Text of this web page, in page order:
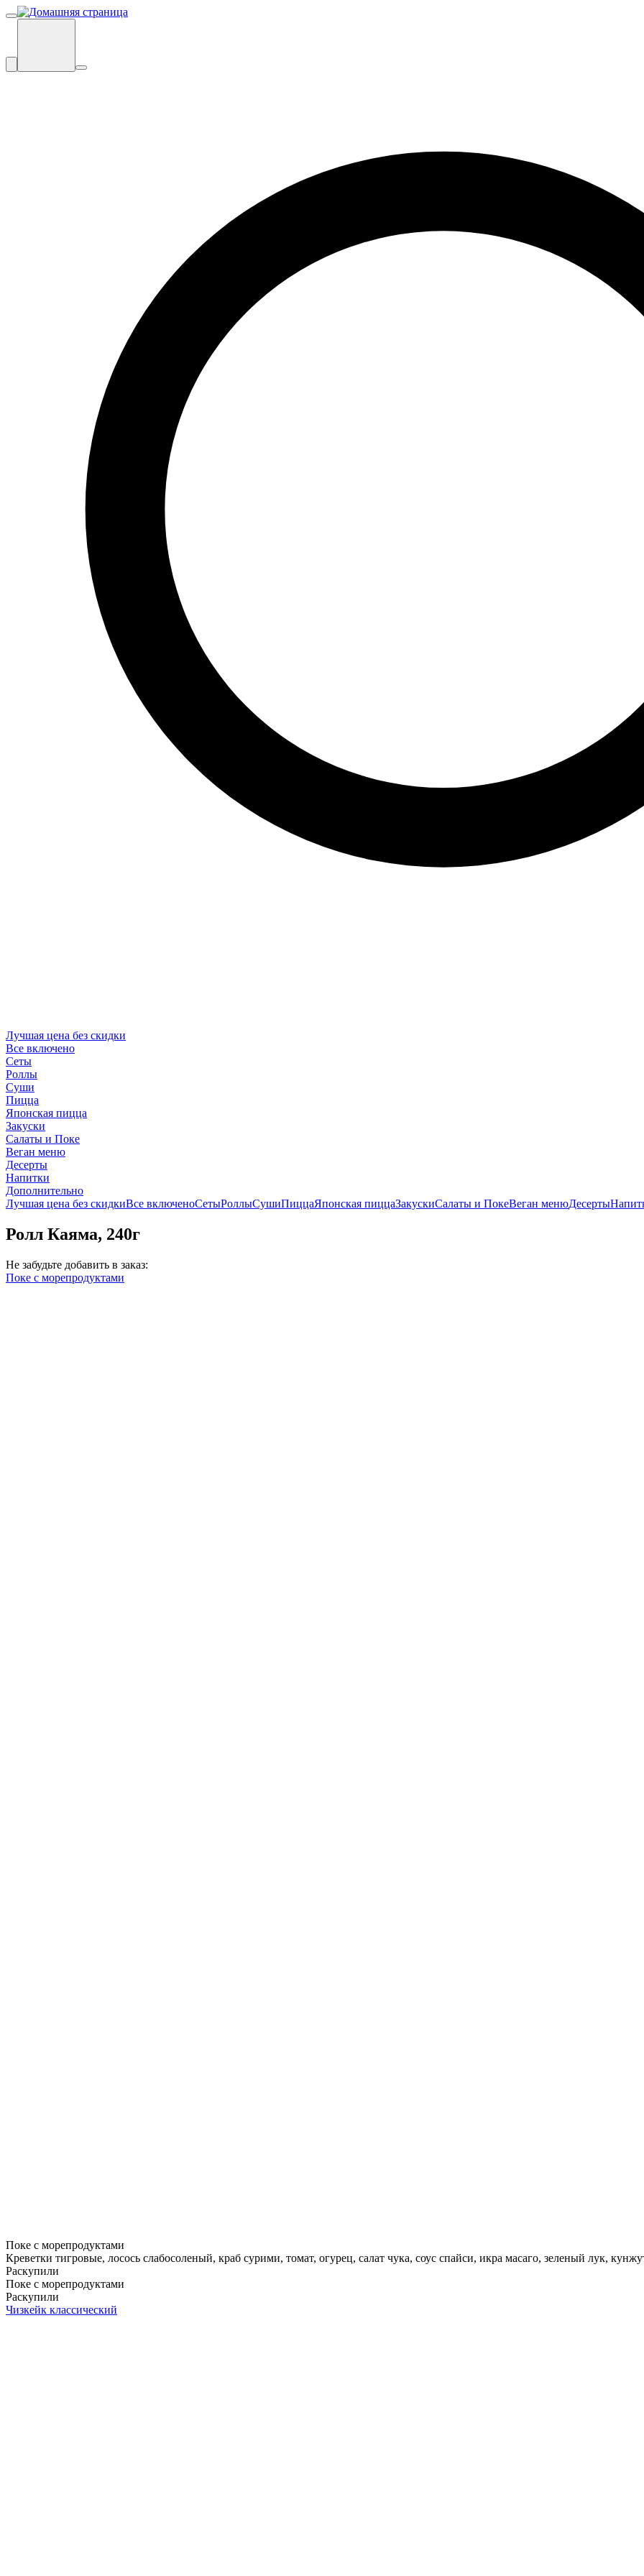
Лучшая цена без скидки
Все включено
Сеты
Роллы
Суши
Пицца
Японская пицца
Закуски
Салаты и Поке
Веган меню
Десерты
Напитки
Дополнительно
Лучшая цена без скидкиВсе включеноСетыРоллыСушиПиццаЯпонская пиццаЗакускиСалаты и ПокеВеган менюДесерты
Ролл Каяма, 240г
Не забудьте добавить в заказ:
Поке с морепродуктами
Поке с морепродуктами
Креветки тигровые, лосось слабосоленый, краб сурими, томат, огурец, салат чука, соус спайси, икра масаго, зеленый лук,
Раскупили
Поке с морепродуктами
Раскупили
Чизкейк классический